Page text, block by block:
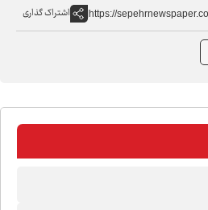
https:// اشتراک گذاری